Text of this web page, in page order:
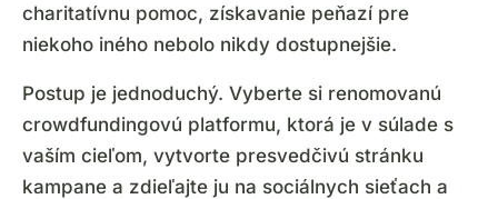
charitatívnu pomoc, získavanie peňazí pre
niekoho iného nebolo nikdy dostupnejšie.
Postup je jednoduchý. Vyberte si renomovanú
crowdfundingovú platformu, ktorá je v súlade s
vaším cieľom, vytvorte presvedčivú stránku
kampane a zdieľajte ju na sociálnych sieťach a